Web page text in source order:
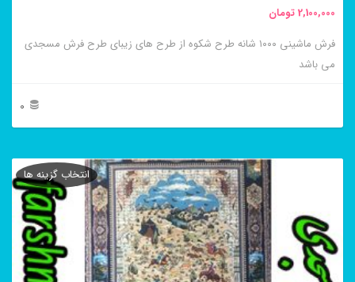
انتخاب
شوند
2,100,000تومان
فرش ماشینی ۱۰۰۰ شانه طرح شکوه از طرح های زیبای طرح فرش مسجدی
می باشد
0
محصول
مختلفی
انتخاب گزینه ها